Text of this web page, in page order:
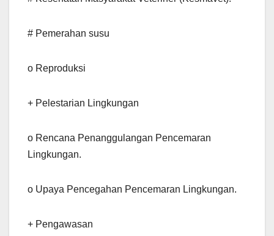
# Pemerahan susu
o Reproduksi
+ Pelestarian Lingkungan
o Rencana Penanggulangan Pencemaran
Lingkungan.
o Upaya Pencegahan Pencemaran Lingkungan.
+ Pengawasan